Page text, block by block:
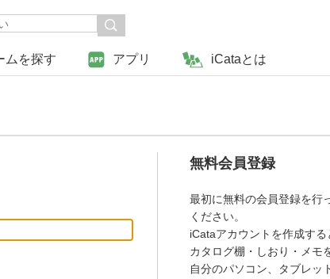
ムを探す アプリ iCataとは
無料会員登録
最初に無料の会員登録を行
ください。
iCataアカウントを作成する
カタログ棚・しおり・メモ
自分のパソコン、タブレット